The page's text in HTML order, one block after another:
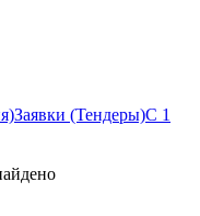
Заявки (Тендеры)С 1